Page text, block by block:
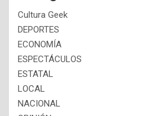
Cultura Geek
DEPORTES
ECONOMÍA
ESPECTÁCULOS
ESTATAL
LOCAL
NACIONAL